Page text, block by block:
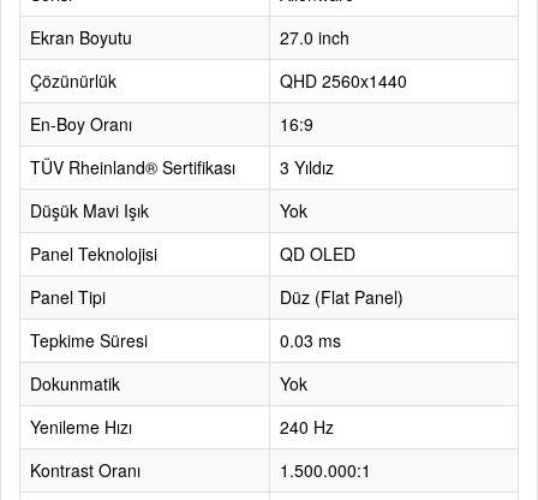
Ekran Boyutu
27.0 inch
Çözünürlük
QHD 2560x1440
En-Boy Oranı
16:9
TÜV Rheinland® Sertifikası
3 Yıldız
Düşük Mavi Işık
Yok
Panel Teknolojisi
QD OLED
Panel Tipi
Düz (Flat Panel)
Tepkime Süresi
0.03 ms
Dokunmatik
Yok
Yenileme Hızı
240 Hz
Kontrast Oranı
1.500.000:1